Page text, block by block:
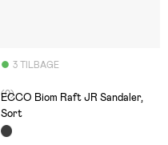
3 TILBAGE
(0)
ECCO Biom Raft JR Sandaler,
Sort